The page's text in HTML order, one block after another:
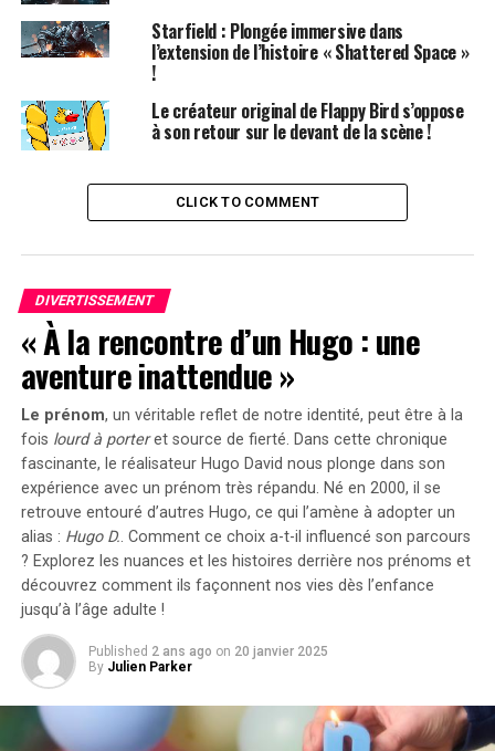
Grapple Dogs: Cosmic Canines – Bande-annonce de
Bande-annonce de lancement de Grapple Dogs: Cosmic
Canines. Regardez sur YouTube
Des Nouveaux Pouvoirs et un
Nouveau Personnage
capacités améliorées, notamment un dash enflammé.
Les joueurs ont également la possibilité de passer à un
nouveau personnage, Luna, à tout moment. Luna, qui
semble être l’ombre de Pablo, est un
s’avérer plus efficace contre certains ennemis ou défis.
Une Formule Éprouvée
Le jeu semble suivre de près la formule de son
prédécesseur, ce qui pourrait ne pas plaire à tout le
monde. Matt Cox, dans sa critique de Grapple Dog, a
trouvé l’original frustrant, en raison des nombreux
échecs causés par de grands écarts entre les points de
contrôle.
« Exiger une maîtrise par la répétition peut fonctionner
pour les jeux de plateforme, mais seulement si cela est
Starfield : Plongée immersive dans
l’extension de l’histoire « Shattered Space »
!
Le créateur original de Flappy Bird s’oppose
à son retour sur le devant de la scène !
CLICK TO COMMENT
DIVERTISSEMENT
« À la rencontre d’un Hugo : une
aventure inattendue »
Le prénom, un véritable reflet de notre identité, peut être à la
fois lourd à porteret source de fierté. Dans cette chronique
fascinante, le réalisateur Hugo David nous plonge dans son
expérience avec un prénom très répandu. Né en 2000, il se
retrouve entouré d’autres Hugo, ce qui l’amène à adopter un
alias : Hugo D.. Comment ce choix a-t-il influencé son parcours
? Explorez les nuances et les histoires derrière nos prénoms et
découvrez comment ils façonnent nos vies dès l’enfance
jusqu’à l’âge adulte !
Published 2 ans ago on 20 janvier 2025
By Julien Parker